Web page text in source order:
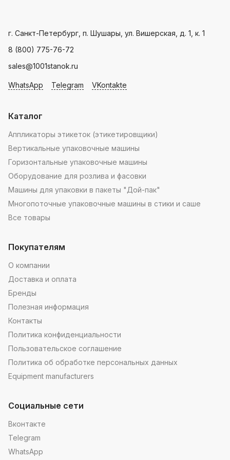
г. Санкт-Петербург, п. Шушары, ул. Вишерская, д. 1, к. 1
8 (800) 775-76-72
sales@1001stanok.ru
WhatsApp Telegram VKontakte
Каталог
Аппликаторы этикеток (этикетировщики)
Вертикальные упаковочные машины
Горизонтальные упаковочные машины
Оборудование для розлива и фасовки
Машины для упаковки в пакеты "Дой-пак"
Многопоточные упаковочные машины в стики и саше
Все товары
Покупателям
О компании
Доставка и оплата
Бренды
Полезная информация
Контакты
Политика конфиденциальности
Пользовательское соглашение
Политика об обработке персональных данных
Equipment manufacturers
Социальные сети
Вконтакте
Telegram
WhatsApp